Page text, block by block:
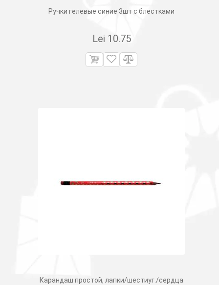
Ручки гелевые синие 3шт с блестками
Lei 10.75
Карандаш простой, лапки/шестиуг./сердца